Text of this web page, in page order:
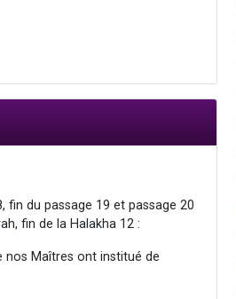
fin du passage 19 et passage 20
fin de la Halakha 12 :
nos Maîtres ont institué de